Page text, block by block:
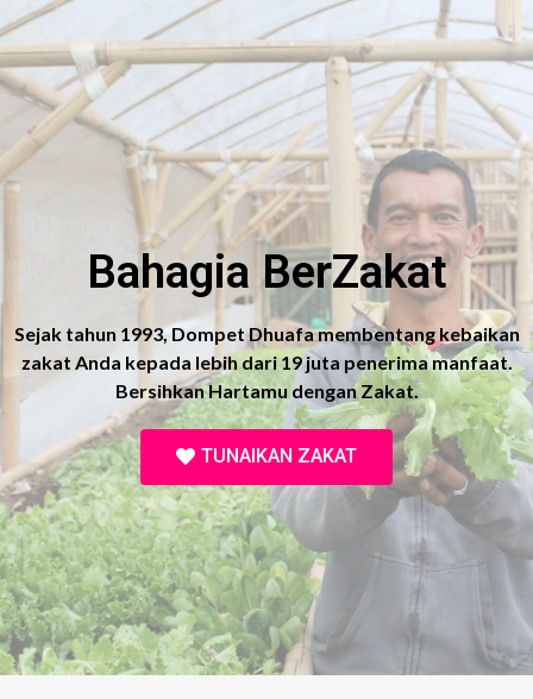
Bahagia BerZakat
Sejak tahun 1993, Dompet Dhuafa membentang kebaikan
zakat Anda kepada lebih dari 19 juta penerima manfaat.
Bersihkan Hartamu dengan Zakat.
TUNAIKAN ZAKAT